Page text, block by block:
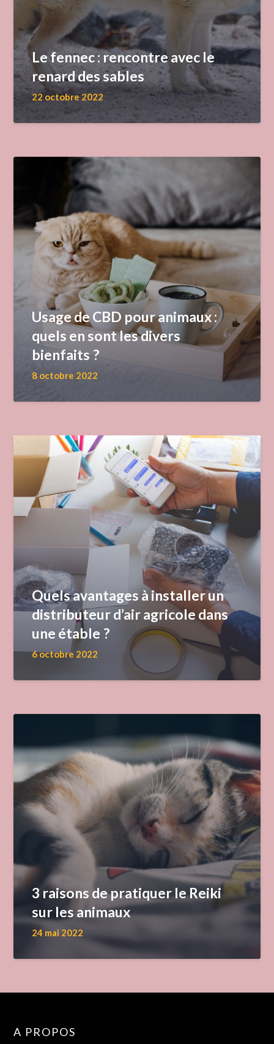
Le fennec : rencontre avec le
renard des sables
22 octobre 2022
Usage de CBD pour animaux :
quels en sont les divers
bienfaits ?
8 octobre 2022
Quels avantages à installer un
distributeur d’air agricole dans
une étable ?
6 octobre 2022
3 raisons de pratiquer le Reiki
sur les animaux
24 mai 2022
A PROPOS